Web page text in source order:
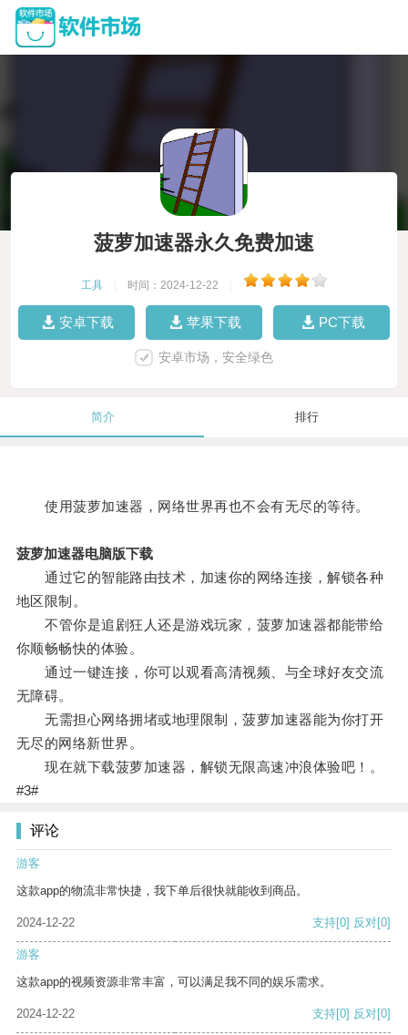
菠萝加速器永久免费加速
工具 时间：2024-12-22
安卓下载 苹果下载 PC下载
安卓市场，安全绿色
简介 排行
使用菠萝加速器，网络世界再也不会有无尽的等待。
菠萝加速器电脑版下载
通过它的智能路由技术，加速你的网络连接，解锁各种
地区限制。
不管你是追剧狂人还是游戏玩家，菠萝加速器都能带给
你顺畅畅快的体验。
通过一键连接，你可以观看高清视频、与全球好友交流
无障碍。
无需担心网络拥堵或地理限制，菠萝加速器能为你打开
无尽的网络新世界。
现在就下载菠萝加速器，解锁无限高速冲浪体验吧！。
#3#
评论
游客
这款app的物流非常快捷，我下单后很快就能收到商品。
2024-12-22 支持[0] 反对[0]
游客
这款app的视频资源非常丰富，可以满足我不同的娱乐需求。
2024-12-22 支持[0] 反对[0]